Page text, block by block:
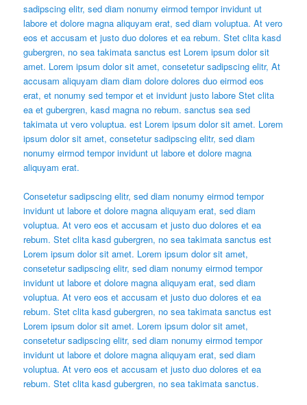
sadipscing elitr, sed diam nonumy eirmod tempor invidunt ut
labore et dolore magna aliquyam erat, sed diam voluptua. At vero
eos et accusam et justo duo dolores et ea rebum. Stet clita kasd
gubergren, no sea takimata sanctus est Lorem ipsum dolor sit
amet. Lorem ipsum dolor sit amet, consetetur sadipscing elitr, At
accusam aliquyam diam diam dolore dolores duo eirmod eos
erat, et nonumy sed tempor et et invidunt justo labore Stet clita
ea et gubergren, kasd magna no rebum. sanctus sea sed
takimata ut vero voluptua. est Lorem ipsum dolor sit amet. Lorem
ipsum dolor sit amet, consetetur sadipscing elitr, sed diam
nonumy eirmod tempor invidunt ut labore et dolore magna
aliquyam erat.
Consetetur sadipscing elitr, sed diam nonumy eirmod tempor
invidunt ut labore et dolore magna aliquyam erat, sed diam
voluptua. At vero eos et accusam et justo duo dolores et ea
rebum. Stet clita kasd gubergren, no sea takimata sanctus est
Lorem ipsum dolor sit amet. Lorem ipsum dolor sit amet,
consetetur sadipscing elitr, sed diam nonumy eirmod tempor
invidunt ut labore et dolore magna aliquyam erat, sed diam
voluptua. At vero eos et accusam et justo duo dolores et ea
rebum. Stet clita kasd gubergren, no sea takimata sanctus est
Lorem ipsum dolor sit amet. Lorem ipsum dolor sit amet,
consetetur sadipscing elitr, sed diam nonumy eirmod tempor
invidunt ut labore et dolore magna aliquyam erat, sed diam
voluptua. At vero eos et accusam et justo duo dolores et ea
rebum. Stet clita kasd gubergren, no sea takimata sanctus.